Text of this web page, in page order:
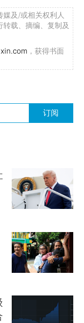
及/或相关权利人
载、摘编、复制及
，获得书面
订阅